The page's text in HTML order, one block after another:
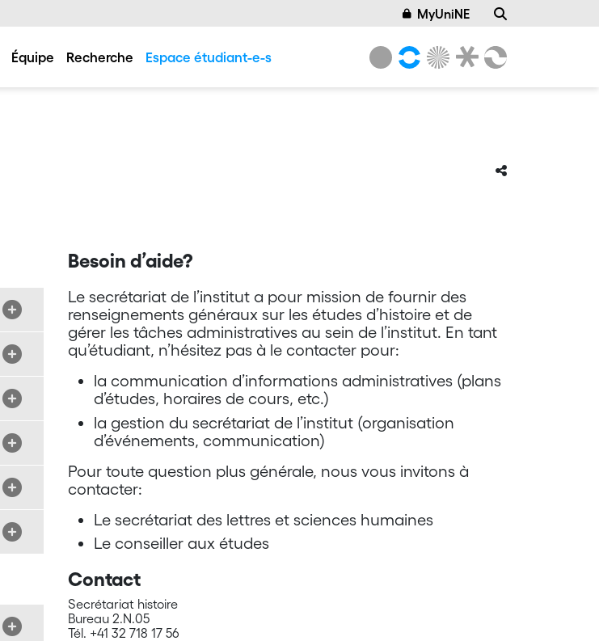
MyUniNE
Équipe Recherche Espace étudiant-e-s
Besoin d’aide?
Le secrétariat de l’institut a pour mission de fournir des
renseignements généraux sur les études d’histoire et de
gérer les tâches administratives au sein de l’institut. En tant
qu’étudiant, n’hésitez pas à le contacter pour:
la communication d’informations administratives (plans
d’études, horaires de cours, etc.)
la gestion du secrétariat de l’institut (organisation
d’événements, communication)
Pour toute question plus générale, nous vous invitons à
contacter:
Le secrétariat des lettres et sciences humaines
Le conseiller aux études
Contact
Secrétariat histoire
Bureau 2.N.05
Tél. +41 32 718 17 56